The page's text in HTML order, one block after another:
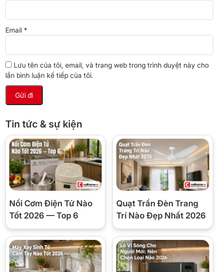
Email *
Lưu tên của tôi, email, và trang web trong trình duyệt này cho
lần bình luận kế tiếp của tôi.
Tin tức & sự kiện
Nồi Cơm Điện Tử Nào
Tốt 2026 — Top 6
Quạt Trần Đèn Trang
Trí Nào Đẹp Nhất 2026